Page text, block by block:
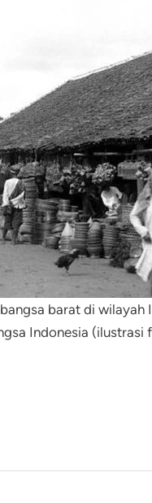
barat di wilayah
Indonesia